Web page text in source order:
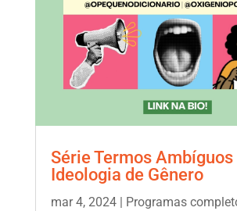
Série Termos
Ideologia de Gênero
mar 4, 2024| Programas